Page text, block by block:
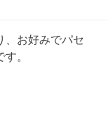
、お好みでパセ
。